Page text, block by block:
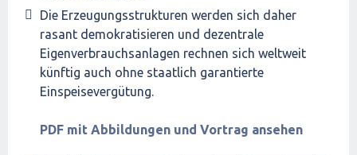
Die Erzeugungsstrukturen werden sich daher
rasant demokratisieren und dezentrale
Eigenverbrauchsanlagen rechnen sich weltweit
künftig auch ohne staatlich garantierte
Einspeisevergütung.
PDF mit Abbildungen und Vortrag ansehen